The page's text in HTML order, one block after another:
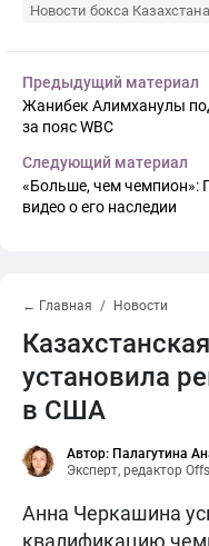
Новости бокса Казахстана
Предыдущий материал
Жанибек Алимханулы
за пояс WBC
Следующий материал
«Больше, чем чемпион»:
видео о его наследии
← Главная Новости
установила
в США
Автор: Палагутина
Эксперт, редактор
Анна Черкашина
квалификацию